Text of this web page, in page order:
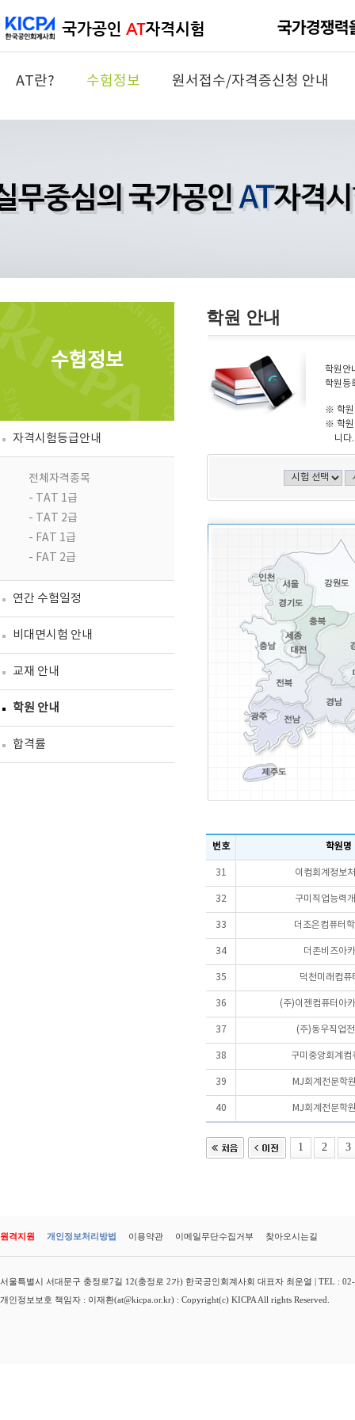
AT란? 수험정보 원서접수/자격증신청 안내
수험정보
자격시험등급안내
전체자격종목
- TAT 1급
- TAT 2급
- FAT 1급
- FAT 2급
연간 수험일정
비대면시험 안내
교재 안내
학원 안내
합격률
학원 안내
학원안
학원등
※ 학원
※ 학원
니다.
번호 학원명
31 이컴회계정보
32 구미직업능력
33 더조은컴퓨터
34 더존비즈아
35 덕천미래컴퓨
36 (주)이젠컴퓨터아
37 (주)동우직업
38 구미중앙회계컴
39 MJ회계전문학
40 MJ회계전문학
1 2 3
원격지원 개인정보처리방법 이용약관 이메일무단수집거부 찾아오시는길
서울특별시 서대문구 충정로7길 12(충정로 2가) 한국공인회계사회 대표자 최운열 | TEL :
개인정보보호 책임자 : 이재환(at@kicpa.or.kr) : Copyright(c) KICPA All rights Reserved.